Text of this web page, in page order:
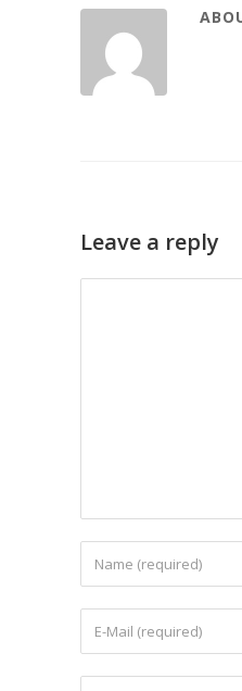
Leave a reply